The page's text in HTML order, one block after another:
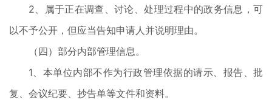
2、属于正在调查、讨论、处理过程中的政务信息，可
以不予公开，但应当告知申请人并说明理由。
（四）部分内部管理信息。
1、本单位内部不作为行政管理依据的请示、报告、批
复、会议纪要、抄告单等文件和资料。